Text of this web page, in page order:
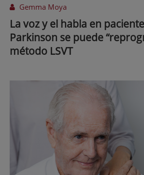
Gemma Moya
La voz y el habla en
Parkinson se puede
método LSVT